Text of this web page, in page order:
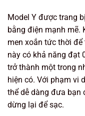
Model Y được trang
bằng điện mạnh mẽ.
men xoắn tức thời
này có khả năng đạt
trở thành một trong
hiện có. Với phạm vi
thể dễ dàng đưa bạn
dừng lại để sạc.